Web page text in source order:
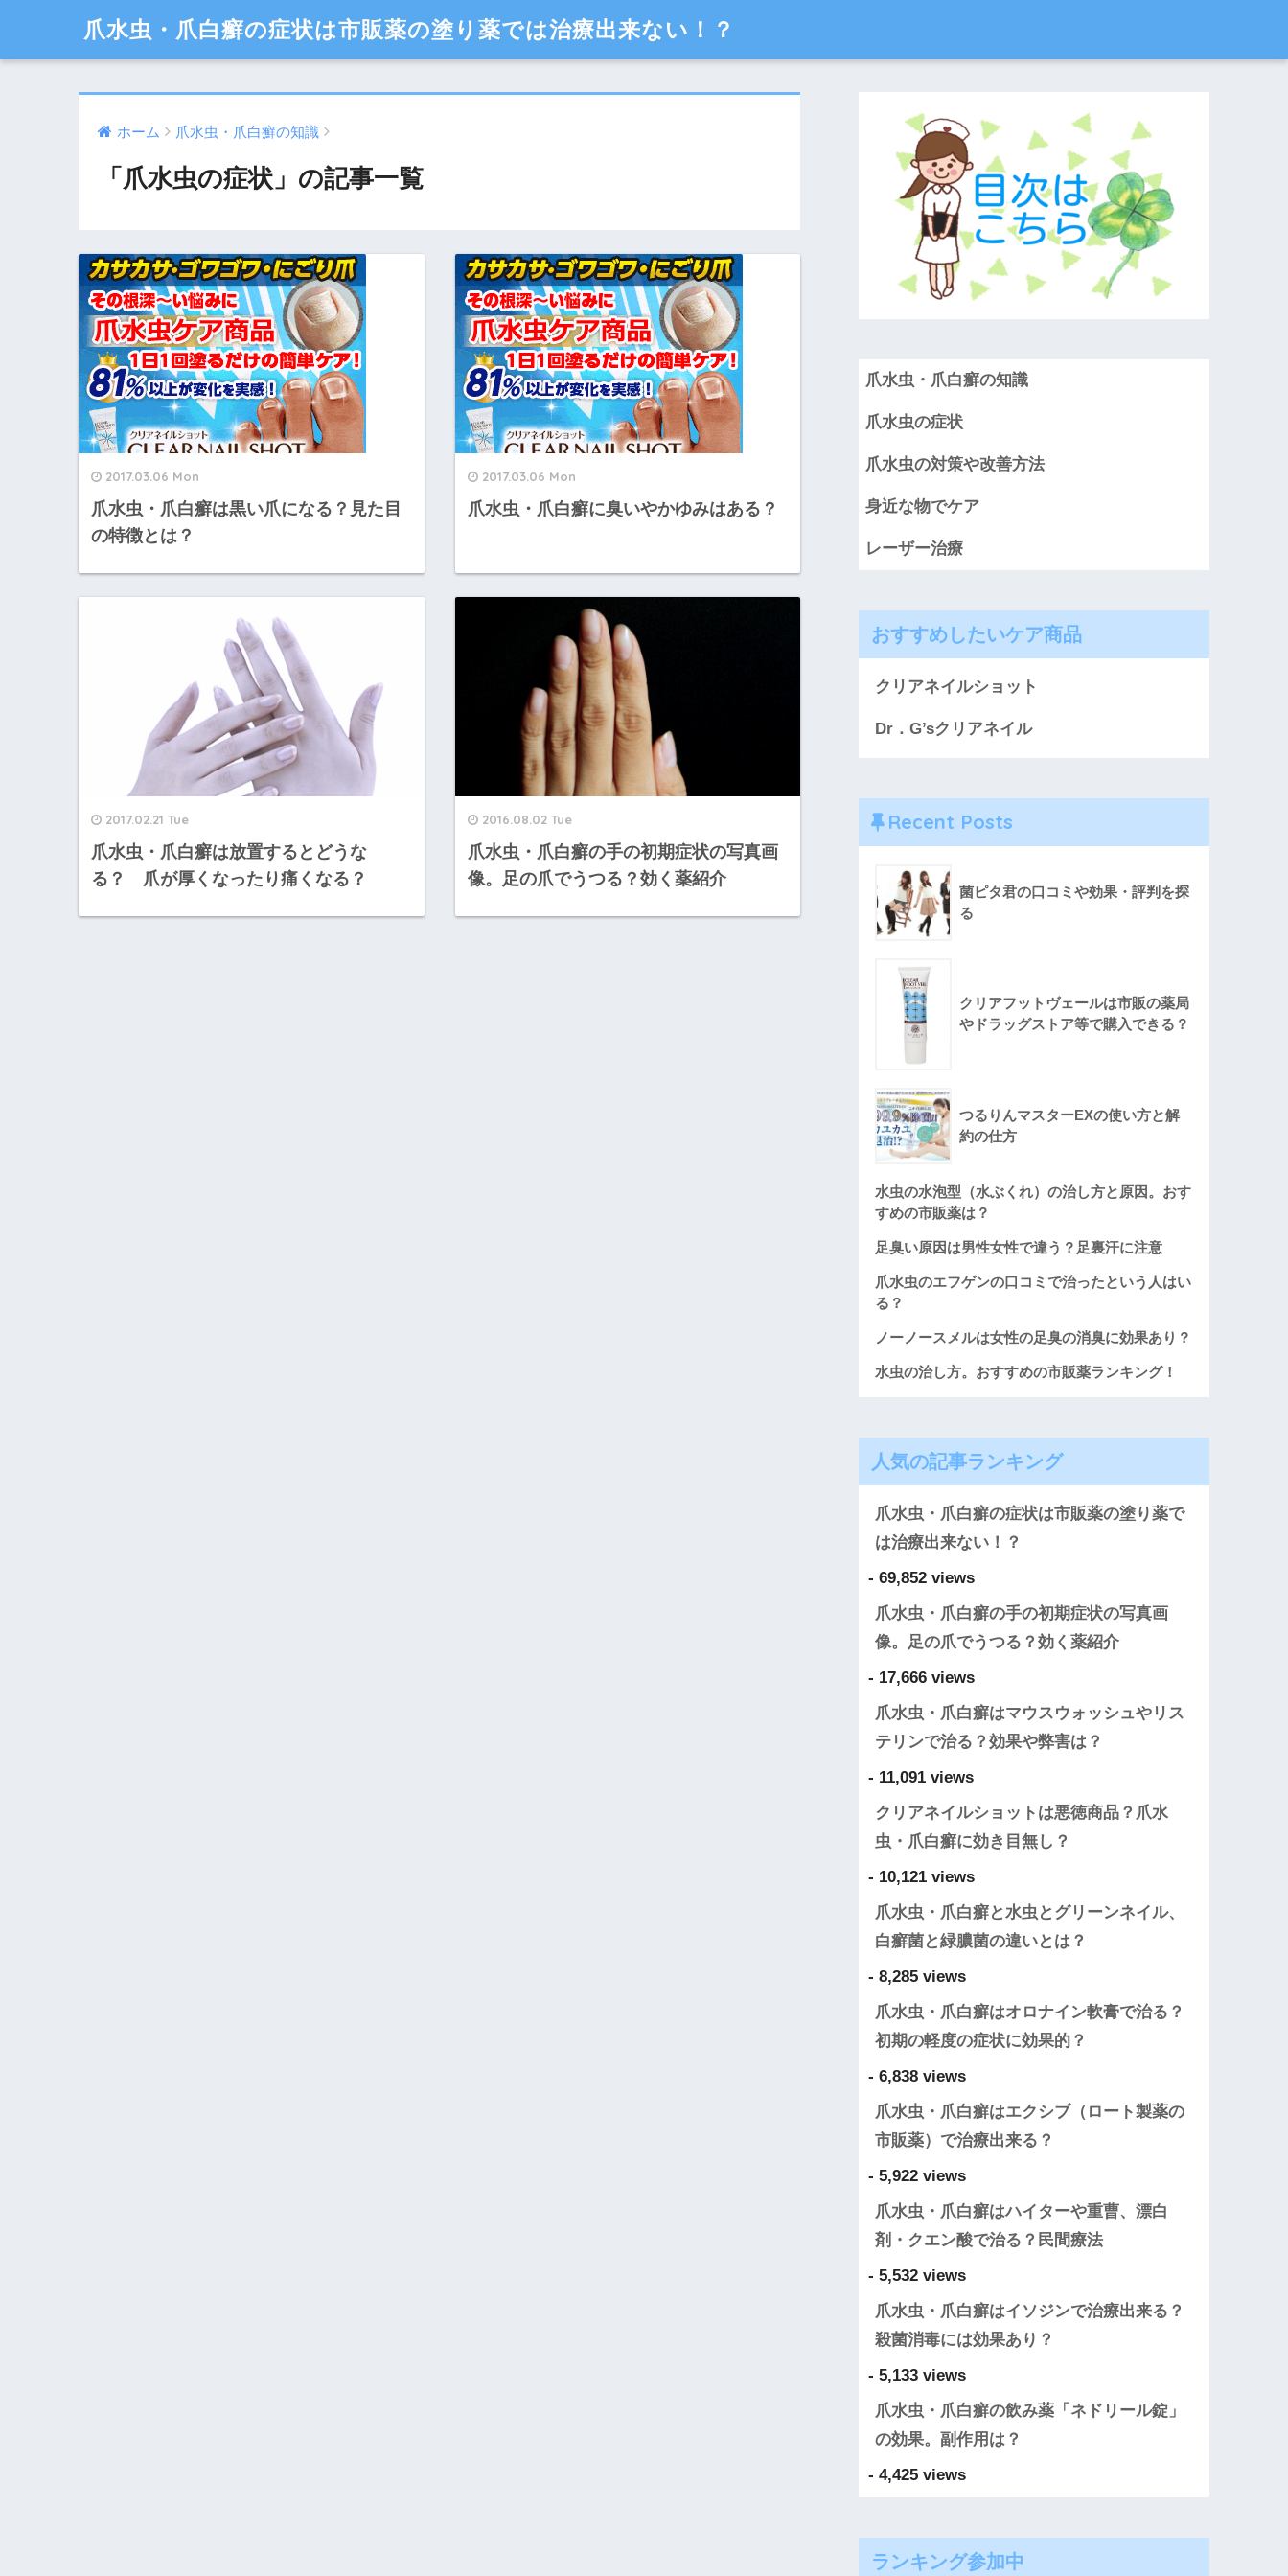
爪水虫・爪白癬の症状は市販薬の塗り薬では治療出来ない！？
ホーム 爪水虫・爪白癬の知識
「爪水虫の症状」の記事一覧
2017.03.06 Mon
爪水虫・爪白癬は黒い爪になる？見た目
の特徴とは？
2017.03.06 Mon
爪水虫・爪白癬に臭いやかゆみはある？
2017.02.21 Tue
爪水虫・爪白癬は放置するとどうな
る？ 爪が厚くなったり痛くなる？
2016.08.02 Tue
爪水虫・爪白癬の手の初期症状の写真画
像。足の爪でうつる？効く薬紹介
爪水虫・爪白癬の知識
爪水虫の症状
爪水虫の対策や改善方法
身近な物でケア
レーザー治療
おすすめしたいケア商品
クリアネイルショット
Dr．G’sクリアネイル
Recent Posts
菌ピタ君の口コミや効果・評判を探
る
クリアフットヴェールは市販の薬局
やドラッグストア等で購入できる？
つるりんマスターEXの使い方と解
約の仕方
水虫の水泡型（水ぶくれ）の治し方と原因。おす
すめの市販薬は？
足臭い原因は男性女性で違う？足裏汗に注意
爪水虫のエフゲンの口コミで治ったという人はい
る？
ノーノースメルは女性の足臭の消臭に効果あり？
水虫の治し方。おすすめの市販薬ランキング！
人気の記事ランキング
爪水虫・爪白癬の症状は市販薬の塗り薬で
は治療出来ない！？
- 69,852 views
爪水虫・爪白癬の手の初期症状の写真画
像。足の爪でうつる？効く薬紹介
- 17,666 views
爪水虫・爪白癬はマウスウォッシュやリス
テリンで治る？効果や弊害は？
- 11,091 views
クリアネイルショットは悪徳商品？爪水
虫・爪白癬に効き目無し？
- 10,121 views
爪水虫・爪白癬と水虫とグリーンネイル、
白癬菌と緑膿菌の違いとは？
- 8,285 views
爪水虫・爪白癬はオロナイン軟膏で治る？
初期の軽度の症状に効果的？
- 6,838 views
爪水虫・爪白癬はエクシブ（ロート製薬の
市販薬）で治療出来る？
- 5,922 views
爪水虫・爪白癬はハイターや重曹、漂白
剤・クエン酸で治る？民間療法
- 5,532 views
爪水虫・爪白癬はイソジンで治療出来る？
殺菌消毒には効果あり？
- 5,133 views
爪水虫・爪白癬の飲み薬「ネドリール錠」
の効果。副作用は？
- 4,425 views
ランキング参加中